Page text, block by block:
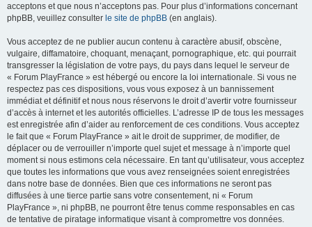
acceptons et que nous n’acceptons pas. Pour plus d’informations concernant
phpBB, veuillez consulter le site de phpBB (en anglais).
Vous acceptez de ne publier aucun contenu à caractère abusif, obscène,
vulgaire, diffamatoire, choquant, menaçant, pornographique, etc. qui pourrait
transgresser la législation de votre pays, du pays dans lequel le serveur de
« Forum PlayFrance » est hébergé ou encore la loi internationale. Si vous ne
respectez pas ces dispositions, vous vous exposez à un bannissement
immédiat et définitif et nous nous réservons le droit d’avertir votre fournisseur
d’accès à internet et les autorités officielles. L’adresse IP de tous les messages
est enregistrée afin d’aider au renforcement de ces conditions. Vous acceptez
le fait que « Forum PlayFrance » ait le droit de supprimer, de modifier, de
déplacer ou de verrouiller n’importe quel sujet et message à n’importe quel
moment si nous estimons cela nécessaire. En tant qu’utilisateur, vous acceptez
que toutes les informations que vous avez renseignées soient enregistrées
dans notre base de données. Bien que ces informations ne seront pas
diffusées à une tierce partie sans votre consentement, ni « Forum
PlayFrance », ni phpBB, ne pourront être tenus comme responsables en cas
de tentative de piratage informatique visant à compromettre vos données.